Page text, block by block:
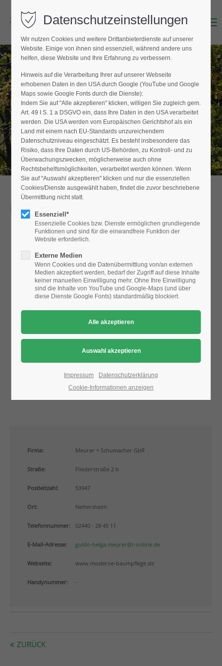
Login
Benutzername (E-Mailadresse)
Passwort
Anmelden
Register|Lost your password?
Support
24h/ 365days
We offer support for our customers
Mon - Fri 8:00am - 5:00pm(GMT +1)
Get in touch
376-293 City Road, Suite 600
San Francisco, CA 94102
info@yourdomain.com
About us
Lorem ipsum dolor sit amet, consectetuer adipiscing
elit.
Aenean commodo ligula eget dolor. Aenean massa.
parturient montes, nascetur ridiculus mus. Donec
Menu
BAUMPFLEGER FINDEN
Hier finden Sie den Fachbetrieb in Ihrer
Nähe
Detailansicht
nicht angezeigt.
Bitte ändern Sie dieDatenschutz-Einstellungen, indem Sie
auch "externe Medien" zulassen.
Firma: Meurer + Schumacher GbR
Straße: Fliederstraße 2 b
Postleitzahl: 53947
Ort: Nettersheim
Telefonnummer: 02440 - 28 45 11
E-Mail-Adresse: guido-helga.meurer@t-online.de
Webseite: www.moderne-baumpflege.de
Handynummer: -
ZURÜCK
Datenschutzeinstellungen
Wir nutzen Cookies und weitere Drittanbieterdienste auf unserer
Website. Einige von ihnen sind essenziell, während andere uns
helfen, diese Website und Ihre Erfahrung zu verbessern.
Hinweis auf die Verarbeitung Ihrer auf unserer Webseite
erhobenen Daten in den USA durch Google (YouTube und Google
Maps sowie Google Fonts durch die Dienste):
Indem Sie auf "Alle akzeptieren" klicken, willigen Sie zugleich gem.
Art. 49 I S. 1 a DSGVO ein, dass Ihre Daten in den USA verarbeitet
werden. Die USA werden vom Europäischen Gerichtshof als ein
Land mit einem nach EU-Standards unzureichendem
Datenschutzniveau eingeschätzt. Es besteht insbesondere das
Risiko, dass Ihre Daten durch US-Behörden, zu Kontroll- und zu
Überwachungszwecken, möglicherweise auch ohne
Rechtsbehelfsmöglichkeiten, verarbeitet werden können. Wenn
Sie auf "Auswahl akzeptieren" klicken und nur die essenziellen
Cookies/Dienste ausgewählt haben, findet die zuvor beschriebene
Übermittlung nicht statt.
Essenziell*
Essenzielle Cookies bzw. Dienste ermöglichen grundlegende
Funktionen und sind für die einwandfreie Funktion der
Website erforderlich.
Externe Medien
Wenn Cookies und die Datenübermittlung von/an externen
Medien akzeptiert werden, bedarf der Zugriff auf diese Inhalte
keiner manuellen Einwilligung mehr. Ohne Ihre Einwilligung
sind die Inhalte von YouTube und Google-Maps (und über
diese Dienste Google Fonts) standardmäßig blockiert.
Impressum
Datenschutzerklärung
Cookie-Informationen anzeigen